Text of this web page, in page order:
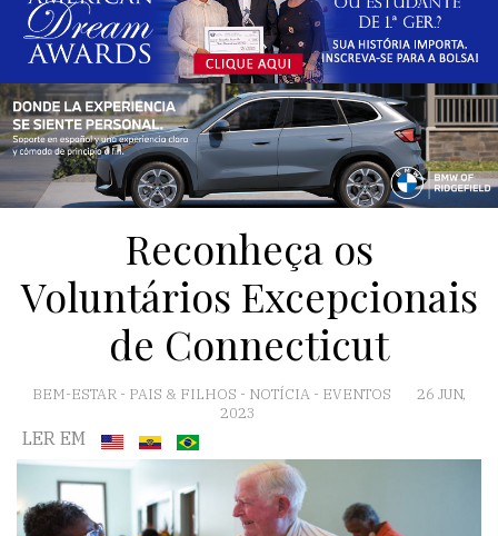
Reconheça os
Voluntários Excepcionais
de Connecticut
BEM-ESTAR - PAIS & FILHOS - NOTÍCIA - EVENTOS
26 JUN,
2023
LER EM